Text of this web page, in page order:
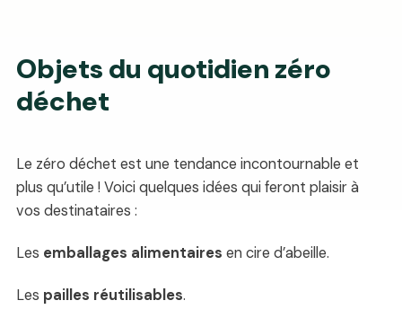
Objets du quotidien zéro
déchet
Le zéro déchet est une tendance incontournable et
plus qu’utile ! Voici quelques idées qui feront plaisir à
vos destinataires :
Les emballages alimentaires en cire d’abeille.
Les pailles réutilisables.